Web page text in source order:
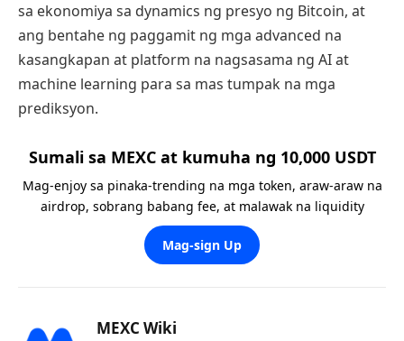
sa ekonomiya sa dynamics ng presyo ng Bitcoin, at
ang bentahe ng paggamit ng mga advanced na
kasangkapan at platform na nagsasama ng AI at
machine learning para sa mas tumpak na mga
prediksyon.
Sumali sa MEXC at kumuha ng 10,000 USDT
Mag-enjoy sa pinaka-trending na mga token, araw-araw na
airdrop, sobrang babang fee, at malawak na liquidity
Mag-sign Up
MEXC Wiki